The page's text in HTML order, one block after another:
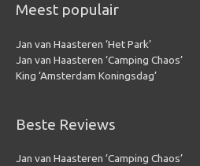
Meest populair
Jan van Haasteren ‘Het Park’
Jan van Haasteren ‘Camping Chaos’
King ‘Amsterdam Koningsdag’
Beste Reviews
Jan van Haasteren ‘Camping Chaos’